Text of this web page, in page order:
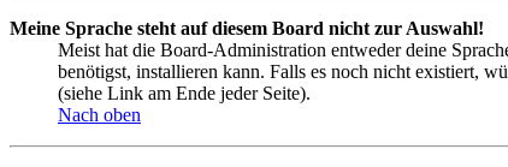
Meine Sprache steht auf diesem Board nicht zur Auswahl!
Meist hat die Board-Administration entweder deine
benötigst, installieren kann. Falls es noch nicht existiert,
(siehe Link am Ende jeder Seite).
Nach oben